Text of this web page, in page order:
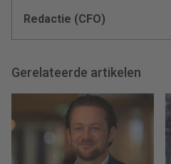
Redactie (CFO)
Gerelateerde artikelen